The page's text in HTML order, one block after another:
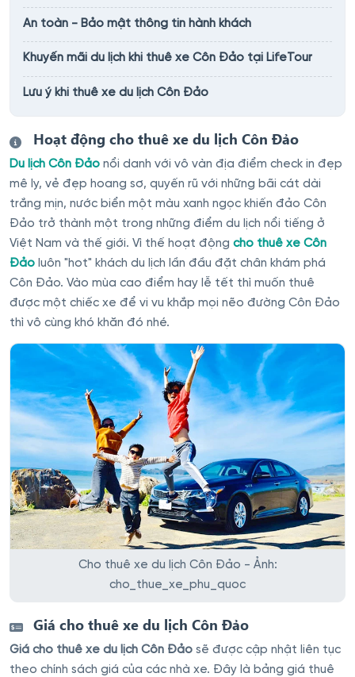
An toàn - Bảo mật thông tin hành khách
Khuyến mãi du lịch khi thuê xe Côn Đảo tại LifeTour
Lưu ý khi thuê xe du lịch Côn Đảo
Hoạt động cho thuê xe du lịch Côn Đảo
Du lịch Côn Đảo nổi danh với vô vàn địa điểm check in đẹp
mê ly, vẻ đẹp hoang sơ, quyến rũ với những bãi cát dài
trắng mịn, nước biển một màu xanh ngọc khiến đảo Côn
Đảo trở thành một trong những điểm du lịch nổi tiếng ở
Việt Nam và thế giới. Vì thế hoạt động cho thuê xe Côn
Đảo luôn "hot" khách du lịch lần đầu đặt chân khám phá
Côn Đảo. Vào mùa cao điểm hay lễ tết thì muốn thuê
được một chiếc xe để vi vu khắp mọi nẽo đường Côn Đảo
thì vô cùng khó khăn đó nhé.
Cho thuê xe du lịch Côn Đảo - Ảnh:
cho_thue_xe_phu_quoc
Giá cho thuê xe du lịch Côn Đảo
Giá cho thuê xe du lịch Côn Đảo sẽ được cập nhật liên tục
theo chính sách giá của các nhà xe. Đây là bảng giá thuê